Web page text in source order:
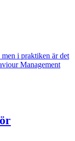
i praktiken är det
Management